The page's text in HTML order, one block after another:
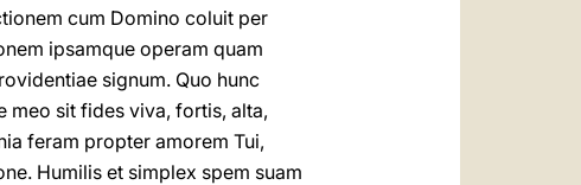
cum Domino coluit per
ipsamque operam quam
signum. Quo hunc
meo sit fides viva, fortis, alta,
feram propter amorem Tui,
Humilis et simplex spem suam